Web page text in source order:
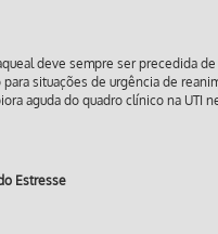
deve sempre ser precedida
situações de urgência de
aguda do quadro clínico na UTI
Estresse